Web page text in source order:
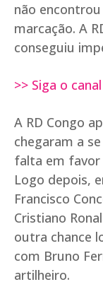
não
marcação. A
conseguiu
>> Siga o
A RD Congo
chegaram a
falta em favor
Logo depois,
Francisco
Cristiano
outra chance
com Bruno
artilheiro.